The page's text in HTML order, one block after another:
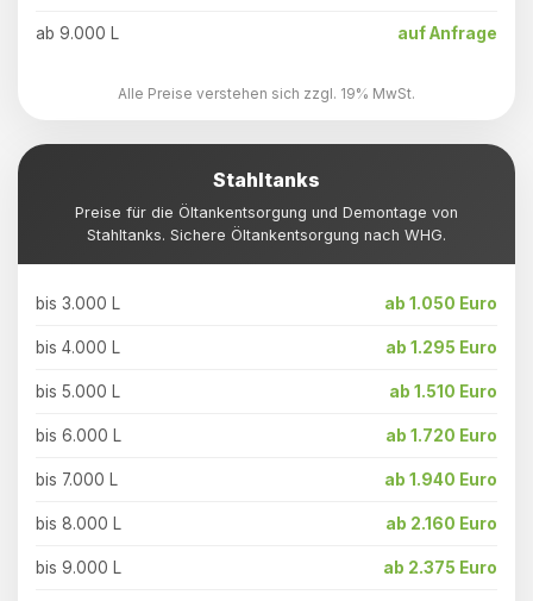
ab 9.000 L auf Anfrage
Alle Preise verstehen sich zzgl. 19% MwSt.
Stahltanks
Preise für die Öltankentsorgung und Demontage von
Stahltanks. Sichere Öltankentsorgung nach WHG.
bis 3.000 L ab 1.050 Euro
bis 4.000 L ab 1.295 Euro
bis 5.000 L ab 1.510 Euro
bis 6.000 L ab 1.720 Euro
bis 7.000 L ab 1.940 Euro
bis 8.000 L ab 2.160 Euro
bis 9.000 L ab 2.375 Euro